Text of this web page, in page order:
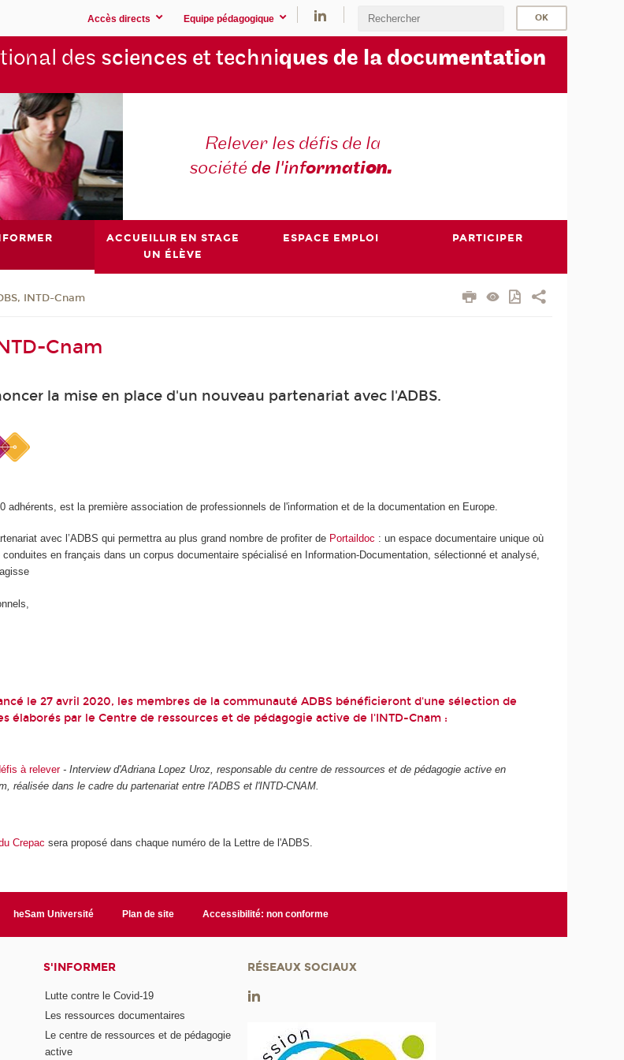
Accès directs Equipe pédagogique
des sciences et techniques de la documentation
Relever les défis de la
sociétéde l'information.
ACCUEILLIR EN STAGE
UN ÉLÈVE
ESPACE EMPLOI PARTICIPER
INTD-Cnam
Cnam
la mise en place d'un nouveau partenariat avec l'ADBS.
adhérents, est la première association de professionnels de l'information et de la documentation en Europe.
avec l’ADBS qui permettra au plus grand nombre de profiter de Portaildoc : un espace documentaire unique où
conduites en français dans un corpus documentaire spécialisé en Information-Documentation, sélectionné et analysé,
le 27 avril 2020, les membres de la communauté ADBS bénéficieront d'une sélection de
élaborés par le Centre de ressources et de pédagogie active de l'INTD-Cnam :
à relever - Interview d'Adriana Lopez Uroz, responsable du centre de ressources et de pédagogie active en
réalisée dans le cadre du partenariat entre l'ADBS et l'INTD-CNAM.
Crepac sera proposé dans chaque numéro de la Lettre de l'ADBS.
heSam Université Plan de site Accessibilité: non conforme
S'INFORMER
Lutte contre le Covid-19
Les ressources documentaires
Le centre de ressources et de pédagogie
active
RÉSEAUX SOCIAUX